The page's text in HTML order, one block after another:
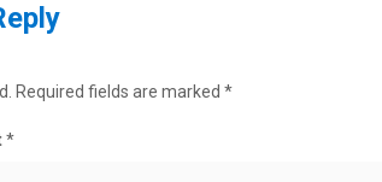
Required fields are marked *
*